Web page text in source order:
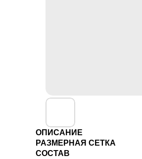
ОПИСАНИЕ
РАЗМЕРНАЯ СЕТКА
СОСТАВ